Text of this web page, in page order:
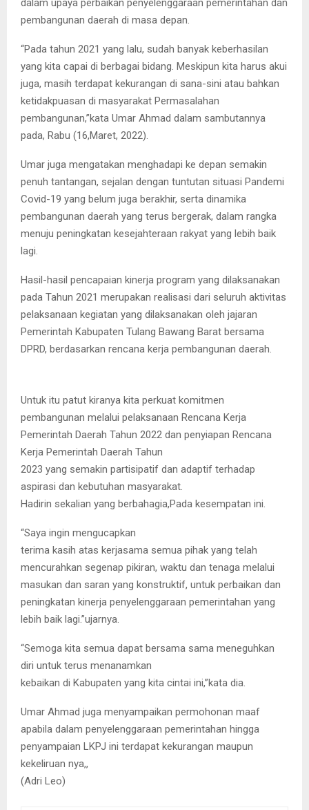
pembangunan daerah di masa depan.
“Pada tahun 2021 yang lalu, sudah banyak keberhasilan
yang kita capai di berbagai bidang. Meskipun kita harus akui
juga, masih terdapat kekurangan di sana-sini atau bahkan
ketidakpuasan di masyarakat Permasalahan
pembangunan,”kata Umar Ahmad dalam sambutannya
pada, Rabu (16,Maret, 2022).
Umar juga mengatakan menghadapi ke depan semakin
penuh tantangan, sejalan dengan tuntutan situasi Pandemi
Covid-19 yang belum juga berakhir, serta dinamika
pembangunan daerah yang terus bergerak, dalam rangka
menuju peningkatan kesejahteraan rakyat yang lebih baik
lagi.
Hasil-hasil pencapaian kinerja program yang dilaksanakan
pada Tahun 2021 merupakan realisasi dari seluruh aktivitas
pelaksanaan kegiatan yang dilaksanakan oleh jajaran
Pemerintah Kabupaten Tulang Bawang Barat bersama
DPRD, berdasarkan rencana kerja pembangunan daerah.
Untuk itu patut kiranya kita perkuat komitmen
pembangunan melalui pelaksanaan Rencana Kerja
Pemerintah Daerah Tahun 2022 dan penyiapan Rencana
Kerja Pemerintah Daerah Tahun
2023 yang semakin partisipatif dan adaptif terhadap
aspirasi dan kebutuhan masyarakat.
Hadirin sekalian yang berbahagia,Pada kesempatan ini.
“Saya ingin mengucapkan
terima kasih atas kerjasama semua pihak yang telah
mencurahkan segenap pikiran, waktu dan tenaga melalui
masukan dan saran yang konstruktif, untuk perbaikan dan
peningkatan kinerja penyelenggaraan pemerintahan yang
lebih baik lagi.”ujarnya.
“Semoga kita semua dapat bersama sama meneguhkan
diri untuk terus menanamkan
kebaikan di Kabupaten yang kita cintai ini,”kata dia.
Umar Ahmad juga menyampaikan permohonan maaf
apabila dalam penyelenggaraan pemerintahan hingga
penyampaian LKPJ ini terdapat kekurangan maupun
kekeliruan nya,,
(Adri Leo)